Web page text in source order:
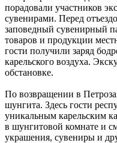
порадовали участников
сувенирами. Перед
заповедный сувенирный
товаров и продукции
гости получили заряд
карельского воздуха.
обстановке.
По возвращении в
шунгита. Здесь гости
уникальным карельским
в шунгитовой комнате и
украшения, сувениры и